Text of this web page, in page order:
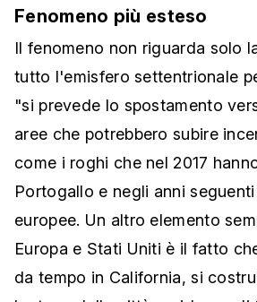
Fenomeno più esteso
Il fenomeno non riguarda solo
tutto l'emisfero settentrionale
"si prevede lo spostamento
aree che potrebbero subire
come i roghi che nel 2017
Portogallo e negli anni
europee. Un altro elemento
Europa e Stati Uniti è il fatto
da tempo in California, si